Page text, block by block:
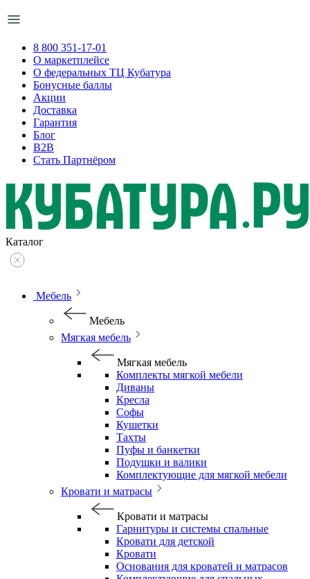
8 800 351-17-01
О маркетплейсе
О федеральных ТЦ Кубатура
Бонусные баллы
Акции
Доставка
Гарантия
Блог
B2B
Стать Партнёром
Каталог
Мебель
Мебель
Мягкая мебель
Мягкая мебель
Комплекты мягкой мебели
Диваны
Кресла
Софы
Кушетки
Тахты
Пуфы и банкетки
Подушки и валики
Комплектующие для мягкой мебели
Кровати и матрасы
Кровати и матрасы
Гарнитуры и системы спальные
Кровати для детской
Кровати
Основания для кроватей и матрасов